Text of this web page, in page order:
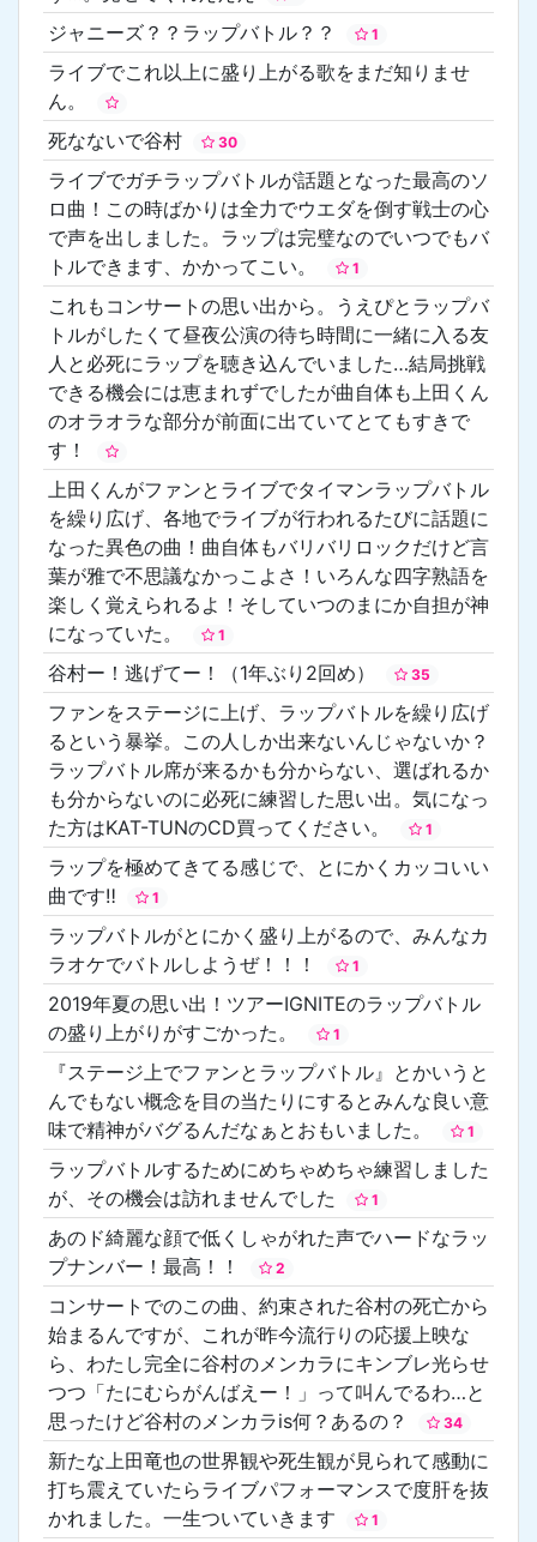
ジャニーズ？？ラップバトル？？ 1
ライブでこれ以上に盛り上がる歌をまだ知りませ
ん。
死なないで谷村
30
ライブでガチラップバトルが話題となった最高のソ
ロ曲！この時ばかりは全力でウエダを倒す戦士の心
で声を出しました。ラップは完璧なのでいつでもバ
トルできます、かかってこい。
1
これもコンサートの思い出から。うえぴとラップバ
トルがしたくて昼夜公演の待ち時間に一緒に入る友
人と必死にラップを聴き込んでいました…結局挑戦
できる機会には恵まれずでしたが曲自体も上田くん
のオラオラな部分が前面に出ていてとてもすきで
す！
上田くんがファンとライブでタイマンラップバトル
を繰り広げ、各地でライブが行われるたびに話題に
なった異色の曲！曲自体もバリバリロックだけど言
葉が雅で不思議なかっこよさ！いろんな四字熟語を
楽しく覚えられるよ！そしていつのまにか自担が神
になっていた。
1
谷村ー！逃げてー！（1年ぶり2回め） 35
ファンをステージに上げ、ラップバトルを繰り広げ
るという暴挙。この人しか出来ないんじゃないか？
ラップバトル席が来るかも分からない、選ばれるか
も分からないのに必死に練習した思い出。気になっ
た方はKAT-TUNのCD買ってください。
1
ラップを極めてきてる感じで、とにかくカッコいい
曲です‼️
1
ラップバトルがとにかく盛り上がるので、みんなカ
ラオケでバトルしようぜ！！！
1
2019年夏の思い出！ツアーIGNITEのラップバトル
の盛り上がりがすごかった。
1
『ステージ上でファンとラップバトル』とかいうと
んでもない概念を目の当たりにするとみんな良い意
味で精神がバグるんだなぁとおもいました。
1
ラップバトルするためにめちゃめちゃ練習しました
が、その機会は訪れませんでした
1
あのド綺麗な顔で低くしゃがれた声でハードなラッ
プナンバー！最高！！
2
コンサートでのこの曲、約束された谷村の死亡から
始まるんですが、これが昨今流行りの応援上映な
ら、わたし完全に谷村のメンカラにキンブレ光らせ
つつ「たにむらがんばえー！」って叫んでるわ…と
思ったけど谷村のメンカラis何？あるの？
34
新たな上田竜也の世界観や死生観が見られて感動に
打ち震えていたらライブパフォーマンスで度肝を抜
かれました。一生ついていきます
1